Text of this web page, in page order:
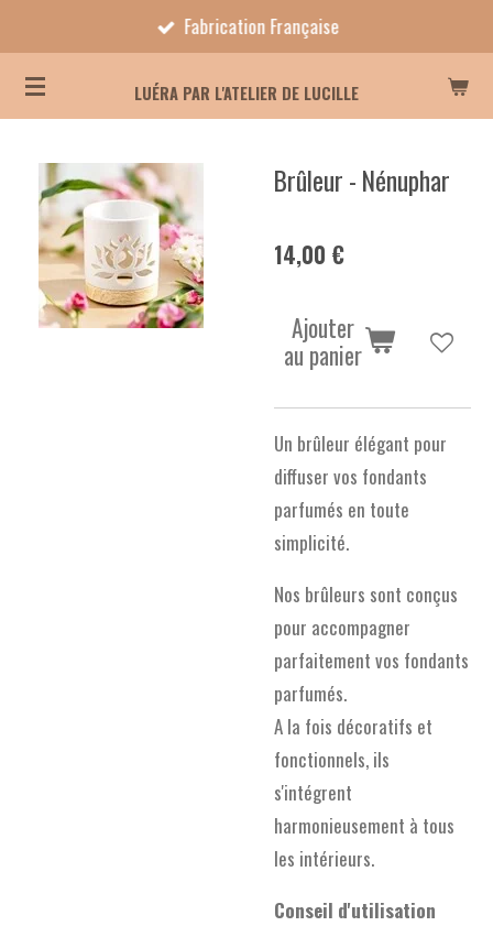
au
contenu
principal
LUÉRA PAR L'ATELIER DE LUCILLE
Fabrication Française
Brûleur - Nénuphar
14,00 €
Ajouter
au panier
Un brûleur élégant pour
diffuser vos fondants
parfumés en toute
simplicité.
Nos brûleurs sont conçus
pour accompagner
parfaitement vos fondants
parfumés.
A la fois décoratifs et
fonctionnels, ils
s'intégrent
harmonieusement à tous
les intérieurs.
Conseil d'utilisation